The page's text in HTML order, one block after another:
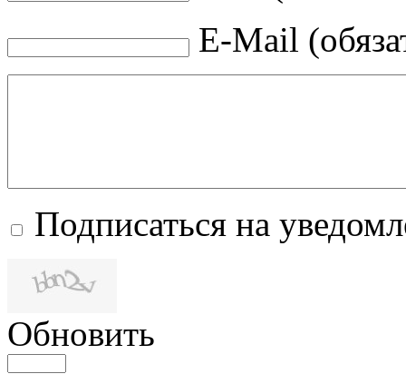
E-Mail
Подписаться на
Обновить